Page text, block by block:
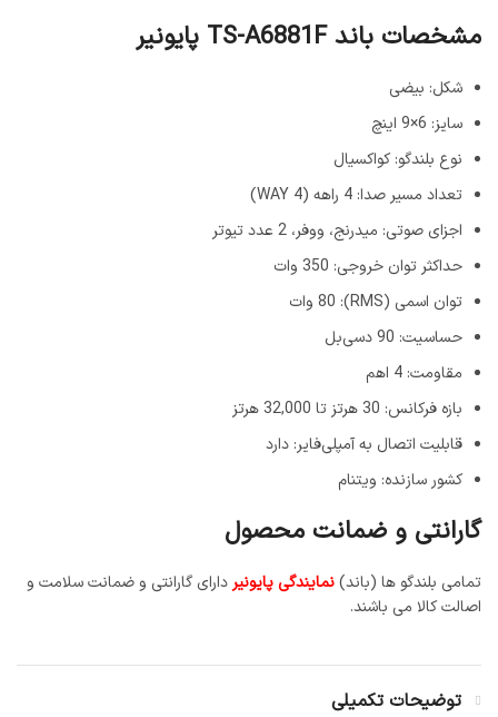
مشخصات باند TS-A6881F پایونیر
شکل: بیضی
سایز: 6×9 اینچ
نوع بلندگو: کواکسیال
تعداد مسیر صدا: 4 راهه (4 WAY)
اجزای صوتی: میدرنج، ووفر، 2 عدد تیوتر
حداکثر توان خروجی: 350 وات
توان اسمی (RMS): 80 وات
حساسیت: 90 دسی‌بل
مقاومت: 4 اهم
بازه فرکانس: 30 هرتز تا 32,000 هرتز
قابلیت اتصال به آمپلی‌فایر: دارد
کشور سازنده: ویتنام
گارانتی و ضمانت محصول
تمامی بلندگو ها (باند)نمایندگی پایونیردارای گارانتی و ضمانت سلامت و
اصالت کالا می باشند.
توضیحات تکمیلی